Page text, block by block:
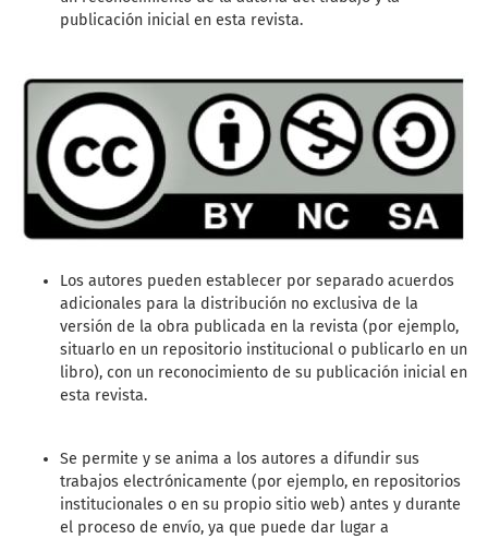
publicación inicial en esta revista.
Los autores pueden establecer por separado acuerdos
adicionales para la distribución no exclusiva de la
versión de la obra publicada en la revista (por ejemplo,
situarlo en un repositorio institucional o publicarlo en un
libro), con un reconocimiento de su publicación inicial en
esta revista.
Se permite y se anima a los autores a difundir sus
trabajos electrónicamente (por ejemplo, en repositorios
institucionales o en su propio sitio web) antes y durante
el proceso de envío, ya que puede dar lugar a